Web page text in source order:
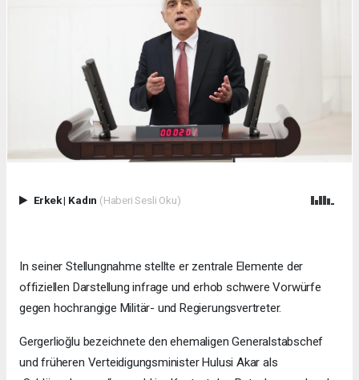
Erkek| Kadın (Haberi Sesli Oku)
In seiner Stellungnahme stellte er zentrale Elemente der
offiziellen Darstellung infrage und erhob schwere Vorwürfe
gegen hochrangige Militär- und Regierungsvertreter.
Gergerlioğlu bezeichnete den ehemaligen Generalstabschef
und früheren Verteidigungsminister Hulusi Akar als